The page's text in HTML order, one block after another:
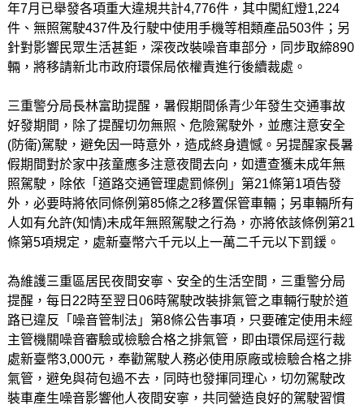
年7月已舉發各項重大違規共計4,776件，其中闖紅燈1,224
件、無照駕駛437件及行駛中使用手機等相類產品503件；另
針對影響民眾生活甚鉅，深夜改裝噪音車部分，同步取締890
輛，將移請新北市政府環保局依權責進行後續裁處。
三重警分局長林富助提醒，暑假期間係青少年發生交通事故
好發期間，除了提醒切勿無照、危險駕駛外，並應注意安全
(防衛)駕駛，避免因一時意外，造成終身遺憾。另提醒家長暑
假期間對於家中孩童應多注意夜間去向，如遭查獲未成年無
照駕駛，除依「道路交通管理處罰條例」第21條第1項告發
外，必要時將依同條例第85條之2移置保管車輛；另車輛所有
人如有允許(知情)未成年無照駕駛之行為，亦將依該條例第21
條第5項規定，處新臺幣六千元以上一萬二千元以下罰鍰。
為維護三重區居民夜間安寧、安全的生活空間，三重警分局
提醒，每日22時至翌日06時駕駛改裝排氣管之車輛行駛於道
路已違反「噪音管制法」第8條公告事項，只要確定使用未經
主管機關噪音審驗或檢驗合格之排氣管，即由環保局逕行裁
處新臺幣3,000元，奉勸駕駛人務必使用原廠或檢驗合格之排
氣管，避免與荷包過不去，同時也發揮同理心，切勿駕駛改
裝車產生噪音影響他人夜間安寧，共同營造良好的駕駛習慣